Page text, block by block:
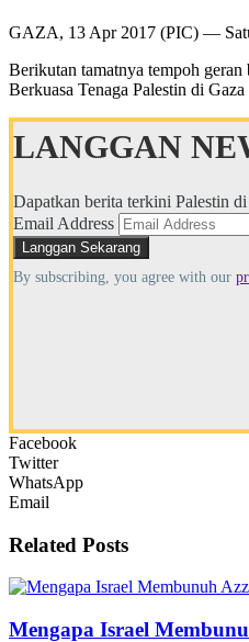
GAZA, 13 Apr 2017 (PIC) —
Berikutan tamatnya tempoh
Berkuasa Tenaga Palestin di
LANGGAN
Dapatkan berita terkini Palestin
Email Address
By subscribing, you agree with our
Facebook
Twitter
WhatsApp
Email
Related Posts
Mengapa Israel